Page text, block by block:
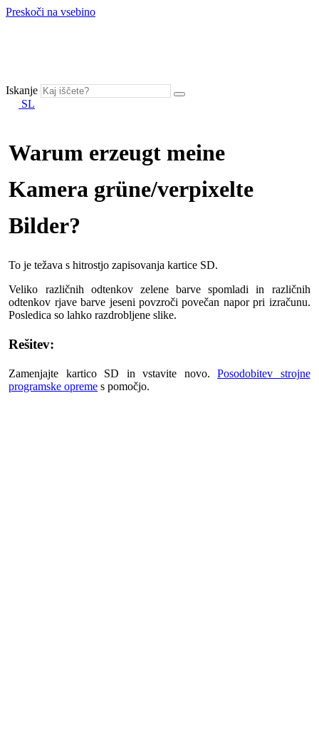
Preskoči na vsebino
Iskanje
SL
Warum erzeugt meine
Kamera grüne/verpixelte
Bilder?
To je težava s hitrostjo zapisovanja kartice SD.
Veliko različnih odtenkov zelene barve spomladi in različnih
odtenkov rjave barve jeseni povzroči povečan napor pri izračunu.
Posledica so lahko razdrobljene slike.
Rešitev:
Zamenjajte kartico SD in vstavite novo.Posodobitev strojne
programske opreme s pomočjo.